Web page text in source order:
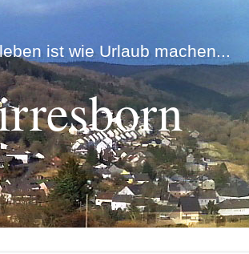
ist wie Urlaub machen...